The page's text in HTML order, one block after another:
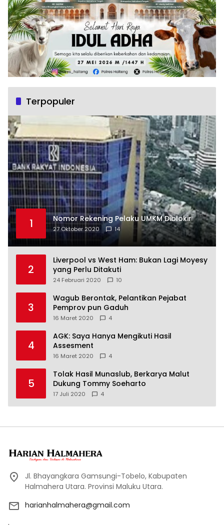
Terpopuler
1 Nomor Rekening Pelaku UMKM Diblokir
27 Oktober 2020 14
2
Liverpool vs West Ham: Bukan Lagi Moyesy
yang Perlu Ditakuti
24 Februari 2020 10
3
Wagub Berontak, Pelantikan Pejabat
Pemprov pun Gaduh
16 Maret 2020 4
4
AGK: Saya Hanya Mengikuti Hasil
Assesment
16 Maret 2020 4
5
Tolak Hasil Munaslub, Berkarya Malut
Dukung Tommy Soeharto
17 Juli 2020 4
Jl. Bhayangkara Gamsungi-Tobelo, Kabupaten
Halmahera Utara. Provinsi Maluku Utara.
harianhalmahera@gmail.com